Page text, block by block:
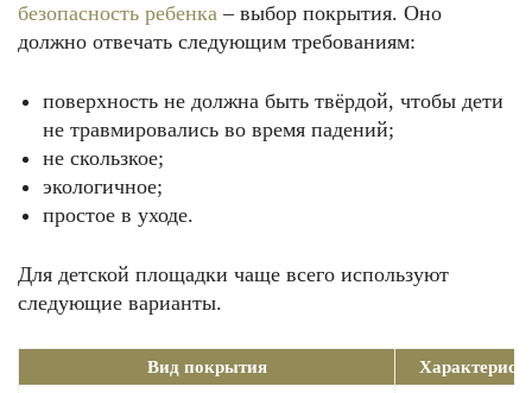
безопасность ребенка – выбор покрытия. Оно
должно отвечать следующим требованиям:
поверхность не должна быть твёрдой, чтобы дети
не травмировались во время падений;
не скользкое;
экологичное;
простое в уходе.
Для детской площадки чаще всего используют
следующие варианты.
Вид покрытия